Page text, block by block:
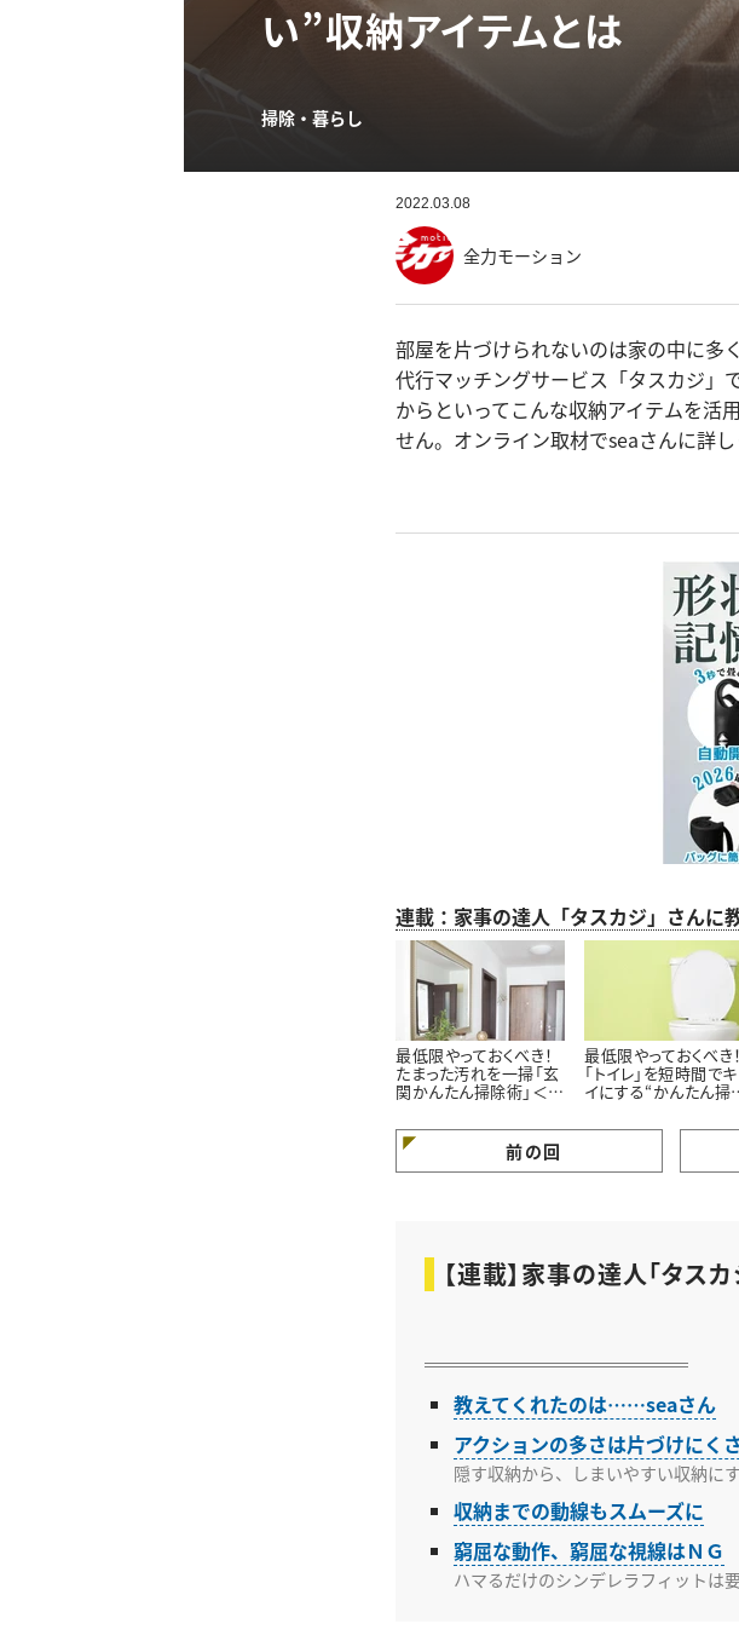
い”収納アイテムとは
掃除・暮らし
2022.03.08
全力モーション
部屋を片づけられないのは家の中に多
代行マッチングサービス「タスカジ」
からといってこんな収納アイテムを活
せん。オンライン取材でseaさんに詳し
連載：家事の達人「タスカジ」さんに
最低限やっておくべき！
たまった汚れを一掃「玄
関かんたん掃除術」＜年
最低限やっておくべき！
「トイレ」を短時間で
イにする“かんたん掃
前の回
【連載】家事の達人「タス
教えてくれたのは……seaさん
アクションの多さは片づけにく
隠す収納から、しまいやすい収納に
収納までの動線もスムーズに
窮屈な動作、窮屈な視線はＮＧ
ハマるだけのシンデレラフィットは